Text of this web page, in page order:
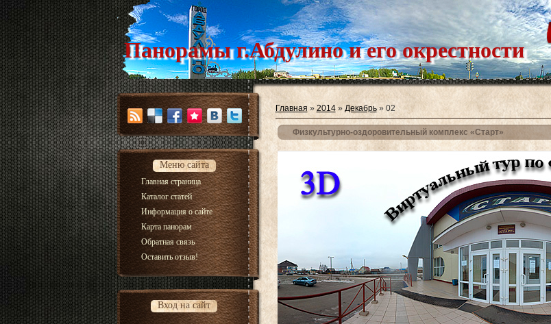
Панорамы г.Абдулино и его окрестности
Меню сайта
Главная страница
Каталог статей
Информация о сайте
Карта панорам
Обратная связь
Оставить отзыв!
Вход на сайт
Главная » 2014 » Декабрь » 02
Физкультурно-оздоровительный комплекс «Старт»